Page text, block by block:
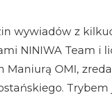
wywiadów z
NINIWA Team i
Maniurą OMI,